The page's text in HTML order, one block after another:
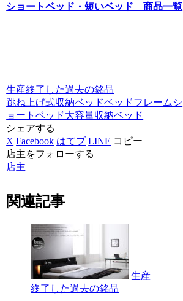
ショートベッド・短いベッド 商品一覧
生産終了した過去の銘品
跳ね上げ式収納ベッドベッドフレームシ
ョートベッド大容量収納ベッド
シェアする
X Facebook はてブ LINE コピー
店主をフォローする
店主
関連記事
生産
終了した過去の銘品